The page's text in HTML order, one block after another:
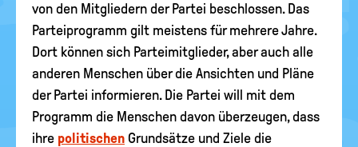
von den Mitgliedern der Partei beschlossen. Das
Parteiprogramm gilt meistens für mehrere Jahre.
Dort können sich Parteimitglieder, aber auch alle
anderen Menschen über die Ansichten und Pläne
der Partei informieren. Die Partei will mit dem
Programm die Menschen davon überzeugen, dass
ihre politischen Grundsätze und Ziele die